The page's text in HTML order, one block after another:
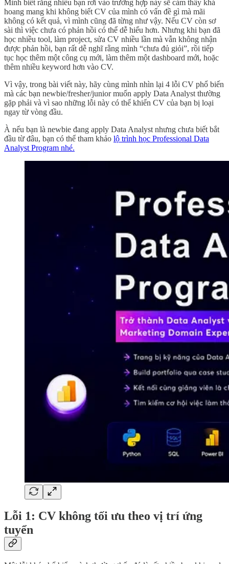
Mình biết rằng nhiều bạn rơi vào trường hợp này sẽ cảm thấy khá
hoang mang khi không biết CV của mình có vấn đề gì mà mãi
không có kết quả, vì mình cũng đã từng như vậy. Nếu CV còn sơ
sài thì việc chưa có phản hồi có thể dễ hiểu hơn. Nhưng khi bạn đã
học nhiều tool, làm project, sửa CV nhiều lần mà vẫn không nhận
được phản hồi, bạn rất dễ nghĩ rằng mình “chưa đủ giỏi”, rồi tiếp
tục học thêm một công cụ mới, làm thêm một dashboard mới, hoặc
thêm nhiều keyword hơn vào CV.
Vì vậy, trong bài viết này, hãy cùng mình nhìn lại 4 lỗi CV phổ biến
mà các bạn newbie/fresher/junior muốn apply Data Analyst thường
gặp phải và vì sao những lỗi này có thể khiến CV của bạn bị loại
ngay từ vòng đầu.
À nếu bạn là newbie đang apply Data Analyst nhưng chưa biết bắt
đầu từ đâu, bạn có thể tham khảo lộ trình học Professional Data
Analyst Program nhé.
Lỗi 1: CV không tối ưu theo vị trí ứng
tuyển